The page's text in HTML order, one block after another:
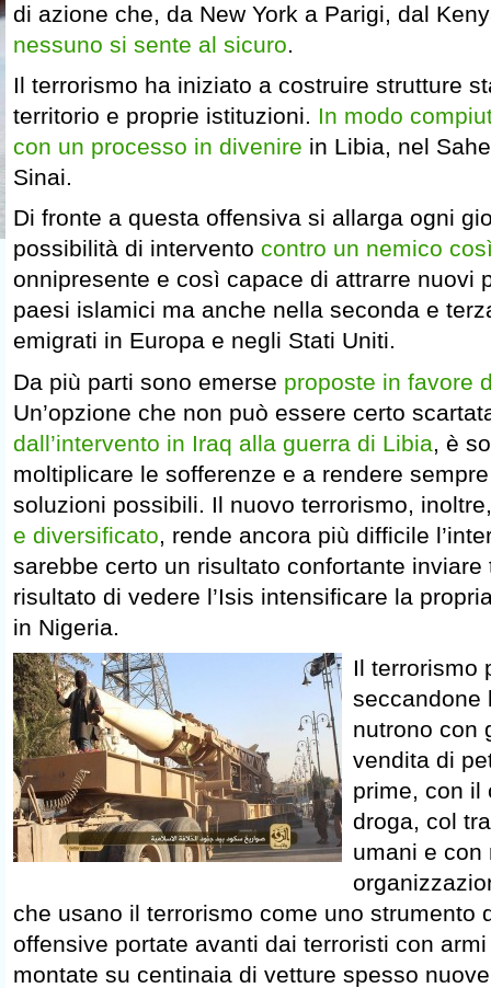
di azione che, da New York a Parigi, dal
nessuno si sente al sicuro.
Il terrorismo ha iniziato a costruire strutture
territorio e proprie istituzioni. In modo
con un processo in divenire in Libia, nel
Sinai.
Di fronte a questa offensiva si allarga ogni
possibilità di intervento contro un nemico
onnipresente e così capace di attrarre nuovi
paesi islamici ma anche nella seconda e
emigrati in Europa e negli Stati Uniti.
Da più parti sono emerse proposte in favore
Un’opzione che non può essere certo
dall’intervento in Iraq alla guerra di Libia , è
moltiplicare le sofferenze e a rendere
soluzioni possibili. Il nuovo terrorismo,
e diversificato , rende ancora più difficile
sarebbe certo un risultato confortante inviare
risultato di vedere l’Isis intensificare la
in Nigeria.
Il terrorismo
seccandone
nutrono con
vendita di
prime, con il
droga, col
umani e con
che usano il terrorismo come uno strumento
offensive portate avanti dai terroristi con
montate su centinaia di vetture spesso